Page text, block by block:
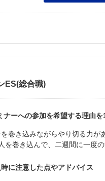
ES(総合職)
ーへの参加を希望する理由を
巻き込みながらやり切る力
を巻き込んで、二週間に一度
に注意した点やアドバイス